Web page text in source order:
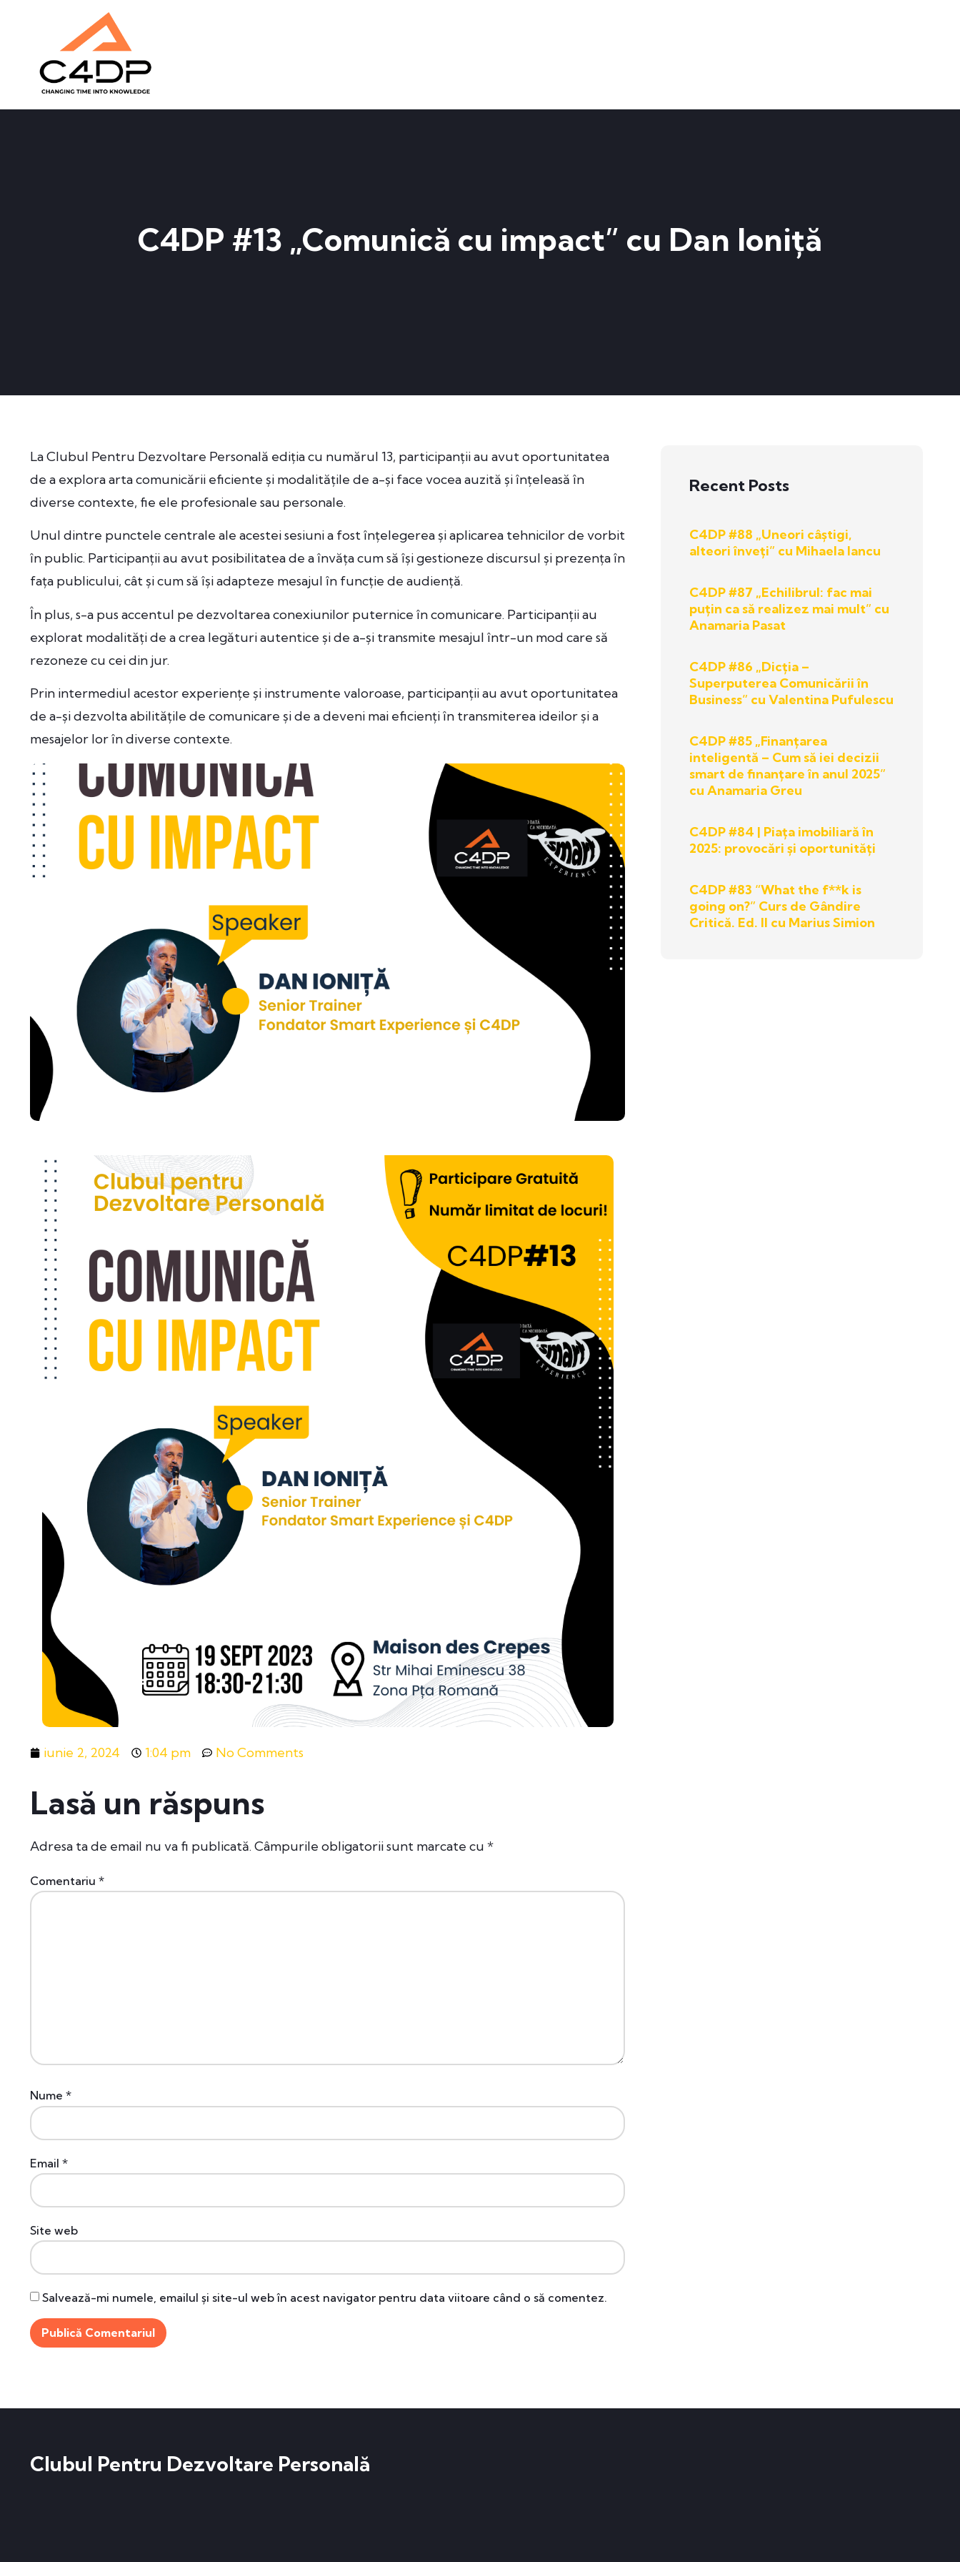
C4DP #13 „Comunică cu impact” cu Dan Ioniță
La Clubul Pentru Dezvoltare Personală ediția cu numărul 13, participanții au avut oportunitatea
de a explora arta comunicării eficiente și modalitățile de a-și face vocea auzită și înțeleasă în
diverse contexte, fie ele profesionale sau personale.
Unul dintre punctele centrale ale acestei sesiuni a fost înțelegerea și aplicarea tehnicilor de vorbit
în public. Participanții au avut posibilitatea de a învăța cum să își gestioneze discursul și prezența în
fața publicului, cât și cum să își adapteze mesajul în funcție de audiență.
În plus, s-a pus accentul pe dezvoltarea conexiunilor puternice în comunicare. Participanții au
explorat modalități de a crea legături autentice și de a-și transmite mesajul într-un mod care să
rezoneze cu cei din jur.
Prin intermediul acestor experiențe și instrumente valoroase, participanții au avut oportunitatea
de a-și dezvolta abilitățile de comunicare și de a deveni mai eficienți în transmiterea ideilor și a
mesajelor lor în diverse contexte.
iunie 2, 2024 1:04 pm No Comments
Lasă un răspuns
Adresa ta de email nu va fi publicată. Câmpurile obligatorii sunt marcate cu *
Comentariu *
Nume *
Email *
Site web
Salvează-mi numele, emailul și site-ul web în acest navigator pentru data viitoare când o să comentez.
Recent Posts
C4DP #88 „Uneori câștigi,
alteori înveți” cu Mihaela Iancu
C4DP #87 „Echilibrul: fac mai
puțin ca să realizez mai mult” cu
Anamaria Pasat
C4DP #86 „Dicția –
Superputerea Comunicării în
Business” cu Valentina Pufulescu
C4DP #85 „Finanțarea
inteligentă – Cum să iei decizii
smart de finanțare în anul 2025”
cu Anamaria Greu
C4DP #84 | Piața imobiliară în
2025: provocări și oportunități
C4DP #83 “What the f**k is
going on?” Curs de Gândire
Critică. Ed. II cu Marius Simion
Clubul Pentru Dezvoltare Personală